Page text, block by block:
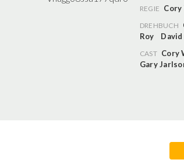
REGIE Cory
DREHBUCH
Roy
CAST Cory
Gary